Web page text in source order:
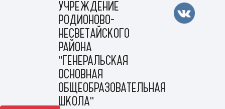
УЧРЕЖДЕНИЕ
РОДИОНОВО-
НЕСВЕТАЙСКОГО
РАЙОНА
"ГЕНЕРАЛЬСКАЯ
ОСНОВНАЯ
ОБЩЕОБРАЗОВАТЕЛЬНАЯ
ШКОЛА"